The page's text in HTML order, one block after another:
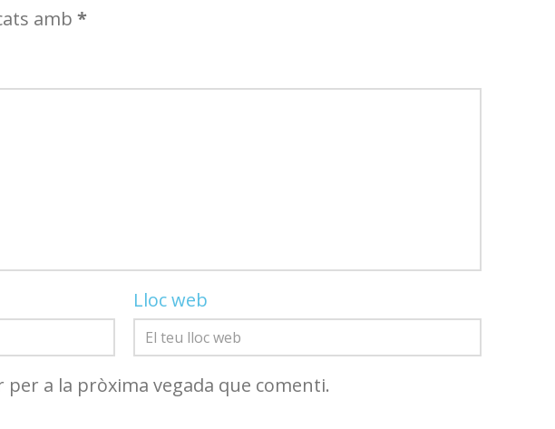
amb *
Lloc web
a la pròxima vegada que comenti.